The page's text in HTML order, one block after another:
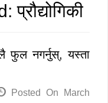
प्रौद्योगिकी
फुल नगर्नुस्, यस्ता
Posted On
March